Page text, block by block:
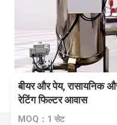
बीयर और पेय, रासायनिक
रेटिंग फिल्टर आवास
MOQ：1 सेट